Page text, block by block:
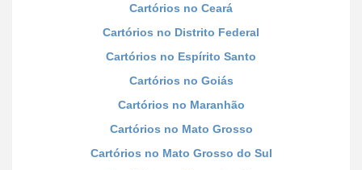
Cartórios no Ceará
Cartórios no Distrito Federal
Cartórios no Espírito Santo
Cartórios no Goiás
Cartórios no Maranhão
Cartórios no Mato Grosso
Cartórios no Mato Grosso do Sul